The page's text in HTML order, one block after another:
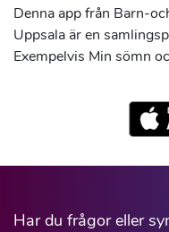
Denna app från Barn-
Uppsala är en
Exempelvis Min sömn
Har du frågor eller